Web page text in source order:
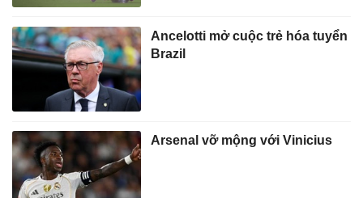
Ancelotti mở cuộc trẻ hóa tuyển
Brazil
Arsenal vỡ mộng với Vinicius